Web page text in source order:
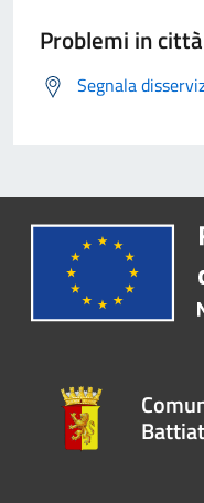
Problemi in città
Segnala